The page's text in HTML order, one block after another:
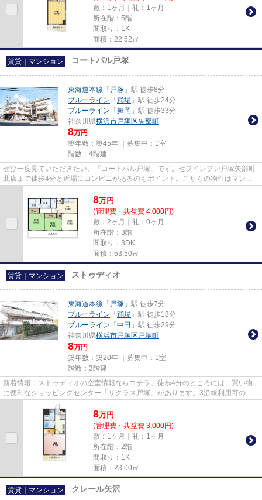
敷：1ヶ月｜礼：1ヶ月
所在階：5階
間取り：1K
面積：22.52㎡
賃貸｜マンション コートパル戸塚
東海道本線 「 戸塚 」駅 徒歩8分
ブルーライン 「 踊場 」駅 徒歩24分
ブルーライン 「 舞岡 」駅 徒歩33分
神奈川県横浜市戸塚区矢部町
8万円
築年数：築45年 ｜募集中： 1室
階数：4階建
ぜひ一度見ていただきたい、「コートパル戸塚」です。セブイレブン戸塚矢部町
北店まで徒歩4分と近場にコンビニがあるのもポイント。こちらの物件はマンシ
8万円
(管理費・共益費 4,000円)
敷：2ヶ月｜礼：0ヶ月
所在階：3階
間取り：3DK
面積：53.50㎡
賃貸｜マンション ストゥディオ
東海道本線 「 戸塚 」駅 徒歩7分
ブルーライン 「 踊場 」駅 徒歩18分
ブルーライン 「 中田 」駅 徒歩29分
神奈川県横浜市戸塚区 戸塚町
8万円
築年数：築20年 ｜募集中： 1室
階数：3階建
新着情報：ストゥディオの空室情報ならコチラ。徒歩4分のところには、買い物
に便利なショッピングセンター「サクラス戸塚」があります。3沿線利用可のマ
ンションなので行動範囲の広い...
8万円
(管理費・共益費 3,000円)
敷：1ヶ月｜礼：1ヶ月
所在階：2階
間取り：1K
面積：23.00㎡
賃貸｜マンション クレール矢沢